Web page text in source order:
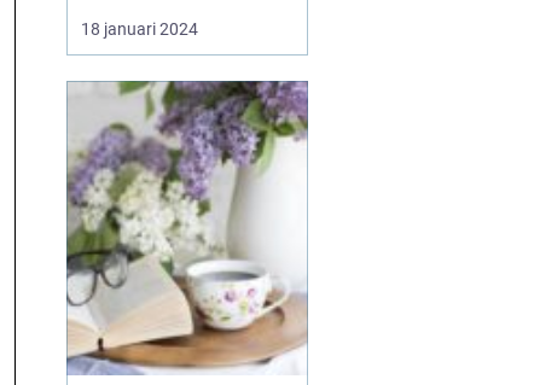
färgsprakande skönhet
Palettblad Wizard
växt som har fångat
trädgårdsälskares och
växtentusiasters
uppmärksamhet över
hela världen. Med sina
unika färgvariationer
och vackra...
18 januari 2024